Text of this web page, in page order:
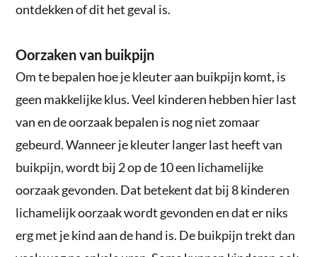
ontdekken of dit het geval is.
Oorzaken van buikpijn
Om te bepalen hoe je kleuter aan buikpijn komt, is
geen makkelijke klus. Veel kinderen hebben hier last
van en de oorzaak bepalen is nog niet zomaar
gebeurd. Wanneer je kleuter langer last heeft van
buikpijn, wordt bij 2 op de 10 een lichamelijke
oorzaak gevonden. Dat betekent dat bij 8 kinderen
lichamelijk oorzaak wordt gevonden en dat er niks
erg met je kind aan de hand is. De buikpijn trekt dan